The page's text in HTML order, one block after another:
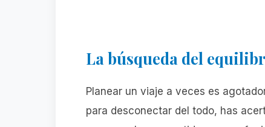
La búsqueda del
Planear un viaje a veces es
para desconectar del todo, has